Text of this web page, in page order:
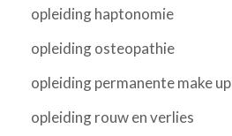
opleiding haptonomie
opleiding osteopathie
opleiding permanente make up
opleiding rouw en verlies